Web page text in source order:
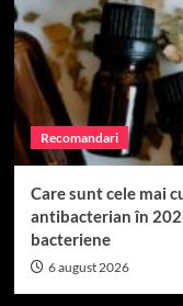
Recomandari
Care sunt cele mai
antibacterian în
bacteriene
6 august 2026